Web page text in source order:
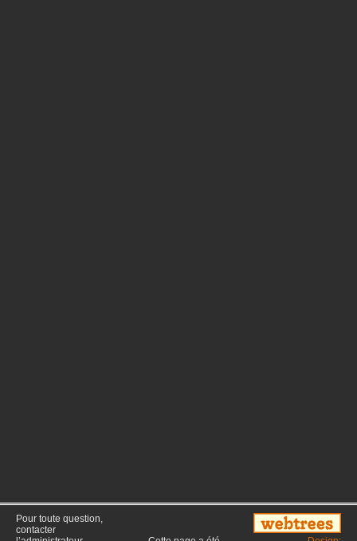
Pour toute question,
contacter